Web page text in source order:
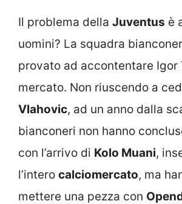
Il problema della Juventus è
uomini? La squadra
provato ad accontentare Igor
mercato. Non riuscendo a
Vlahovic, ad un anno dalla
bianconeri non hanno
con l’arrivo di Kolo Muani,
l’intero calciomercato, ma
mettere una pezza con